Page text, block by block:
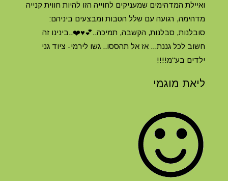
ואיילת המדהימים שמעניקים לחוייה הזו להיות חווית קנייה
מדהימה, רגועה עם שלל הטבות ומבצעים ביניהם:
סובלנות, סבלנות, הקשבה, תמיכה..💕♥️❤️..בינינו זה
חשוב לכל גננת... אז אל תהססו.. גשו לירמי- ציוד גני
ילדים בע"מ!!!!
ליאת מוגמי